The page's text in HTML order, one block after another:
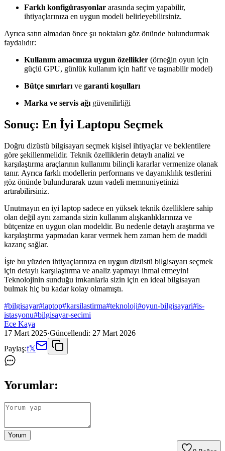
Farklı konfigürasyonlar arasında seçim yapabilir,
ihtiyaçlarınıza en uygun modeli belirleyebilirsiniz.
Ayrıca satın almadan önce şu noktaları göz önünde bulundurmak
faydalıdır:
Kullanım amacınıza uygun özellikler (örneğin oyun için
güçlü GPU, günlük kullanım için hafif ve taşınabilir model)
Bütçe sınırları ve garanti koşulları
Marka ve servis ağı güvenilirliği
Sonuç: En İyi Laptopu Seçmek
Doğru dizüstü bilgisayarı seçmek kişisel ihtiyaçlar ve beklentilere
göre şekillenmelidir. Teknik özelliklerin detaylı analizi ve
karşılaştırma araçlarının kullanımı bilinçli kararlar vermenize olanak
tanır. Ayrıca farklı modellerin performans ve dayanıklılık testlerini
göz önünde bulundurarak uzun vadeli memnuniyetinizi
artırabilirsiniz.
Unutmayın en iyi laptop sadece en yüksek teknik özelliklere sahip
olan değil aynı zamanda sizin kullanım alışkanlıklarınıza ve
bütçenize en uygun olan modeldir. Bu nedenle detaylı araştırma ve
karşılaştırma yapmadan karar vermek hem zaman hem de maddi
kazanç sağlar.
İşte bu yüzden ihtiyaçlarınıza en uygun dizüstü bilgisayarı seçmek
için detaylı karşılaştırma ve analiz yapmayı ihmal etmeyin!
Teknolojinin sunduğu imkanlarla sizin için en ideal bilgisayarı
bulmak hiç bu kadar kolay olmamıştı.
#bilgisayar#laptop#karsilastirma#teknoloji#oyun-bilgisayari#is-
istasyonu#bilgisayar-secimi
Ece Kaya
17 Mart 2025·Güncellendi: 27 Mart 2026
Paylaş:f𝕏
Yorumlar:
Yorum